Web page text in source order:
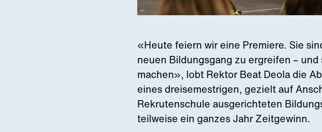
«Heute feiern wir eine Premiere. Sie
neuen Bildungsgang zu ergreifen –
machen», lobt Rektor Beat Deola die
eines dreisemestrigen, gezielt auf
Rekrutenschule ausgerichteten
teilweise ein ganzes Jahr Zeitgewinn.